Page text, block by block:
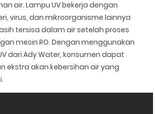
air. Lampu UV bekerja dengan
virus, dan mikroorganisme lainnya
tersisa dalam air setelah proses
mesin RO. Dengan menggunakan
dari Ady Water, konsumen dapat
ekstra akan kebersihan air yang